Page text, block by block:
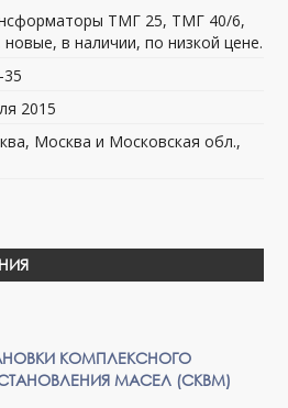
ТМГ 25, ТМГ 40/6,
в наличии, по низкой цене.
35
2015
Москва и Московская обл.,
КОМПЛЕКСНОГО
МАСЕЛ (СКВМ)